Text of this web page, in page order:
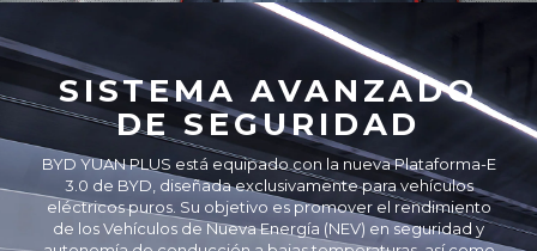
SISTEMA AVANZADO
DE SEGURIDAD
BYD YUAN PLUS está equipado con la nueva Plataforma-E
3.0 de BYD, diseñada exclusivamente para vehículos
eléctricos puros. Su objetivo es promover el rendimiento
de los Vehículos de Nueva Energía (NEV) en seguridad y